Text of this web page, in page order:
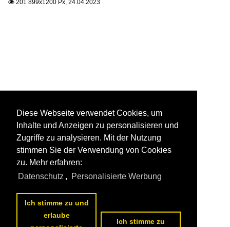
 201 899x1200 Px, 24.04.2023
Diese Webseite verwendet Cookies, um
Inhalte und Anzeigen zu personalisieren und
Zugriffe zu analysieren. Mit der Nutzung
stimmen Sie der Verwendung von Cookies
zu. Mehr erfahren:
Datenschutz , Personalisierte Werbung
Ich stimme zu und
erlaube
Ich stimme zu